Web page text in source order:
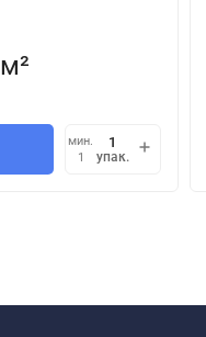
м²
мин.
1
упак.